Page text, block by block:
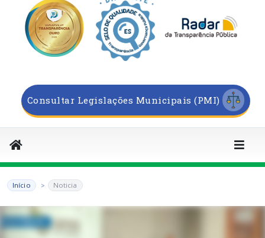
Consultar Legislações Municipais (PMI)
Início Noticia